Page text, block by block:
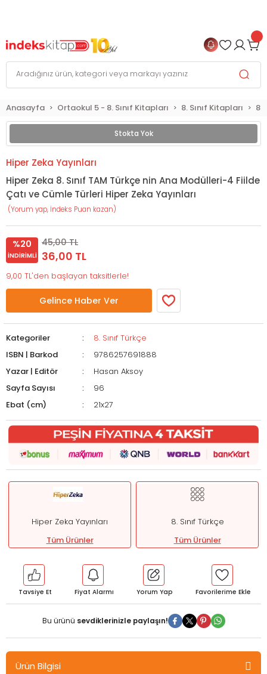
Anasayfa Ortaokul 5 - 8. Sınıf Kitapları 8. Sınıf Kitapları 8.
Stokta Yok
Hiper Zeka Yayınları
Hiper Zeka 8. Sınıf TAM Türkçe nin Ana Modülleri-4 Fiilde
Çatı ve Cümle Türleri Hiper Zeka Yayınları
(Yorum yap, İndeks Puan kazan)
%20
İNDIRIMLI
45,00 TL
36,00 TL
9,00 TL'den başlayan taksitlerle!
Gelince Haber Ver
Kategoriler
8. Sınıf Türkçe
ISBN | Barkod
9786257691888
Yazar | Editör
Hasan Aksoy
Sayfa Sayısı
96
Ebat (cm)
21x27
Hiper Zeka Yayınları
Tüm Ürünler
8. Sınıf Türkçe
Tüm Ürünler
Tavsiye Et Fiyat Alarmı Yorum Yap
Bu ürünü sevdiklerinizle paylaşın!
Ürün Bilgisi